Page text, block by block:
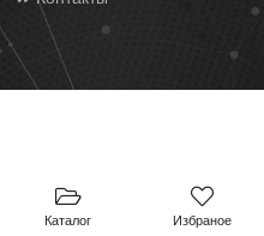
Каталог Избраное